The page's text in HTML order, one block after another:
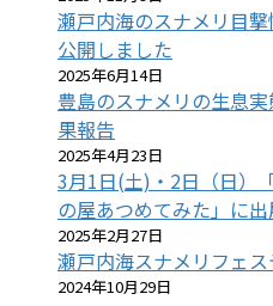
瀬戸内海のスナメリ目
公開しました
2025年6月14日
豊島のスナメリの生息
果報告
2025年4月23日
3月1日(土)・2日（日）
の屋あつめてみた」に
2025年2月27日
瀬戸内海スナメリフェ
2024年10月29日